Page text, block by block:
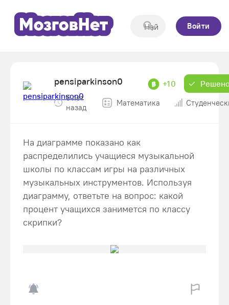
Войти
pensiparkinson0 +10
5 лет
назад
Математика
На диаграмме показано как
распределились учащиеся музыкальной
школы по классам игры на различных
музыкальных инструментов. Используя
диаграмму, ответьте на вопрос: какой
процент учащихся занимется по классу
скрипки?​